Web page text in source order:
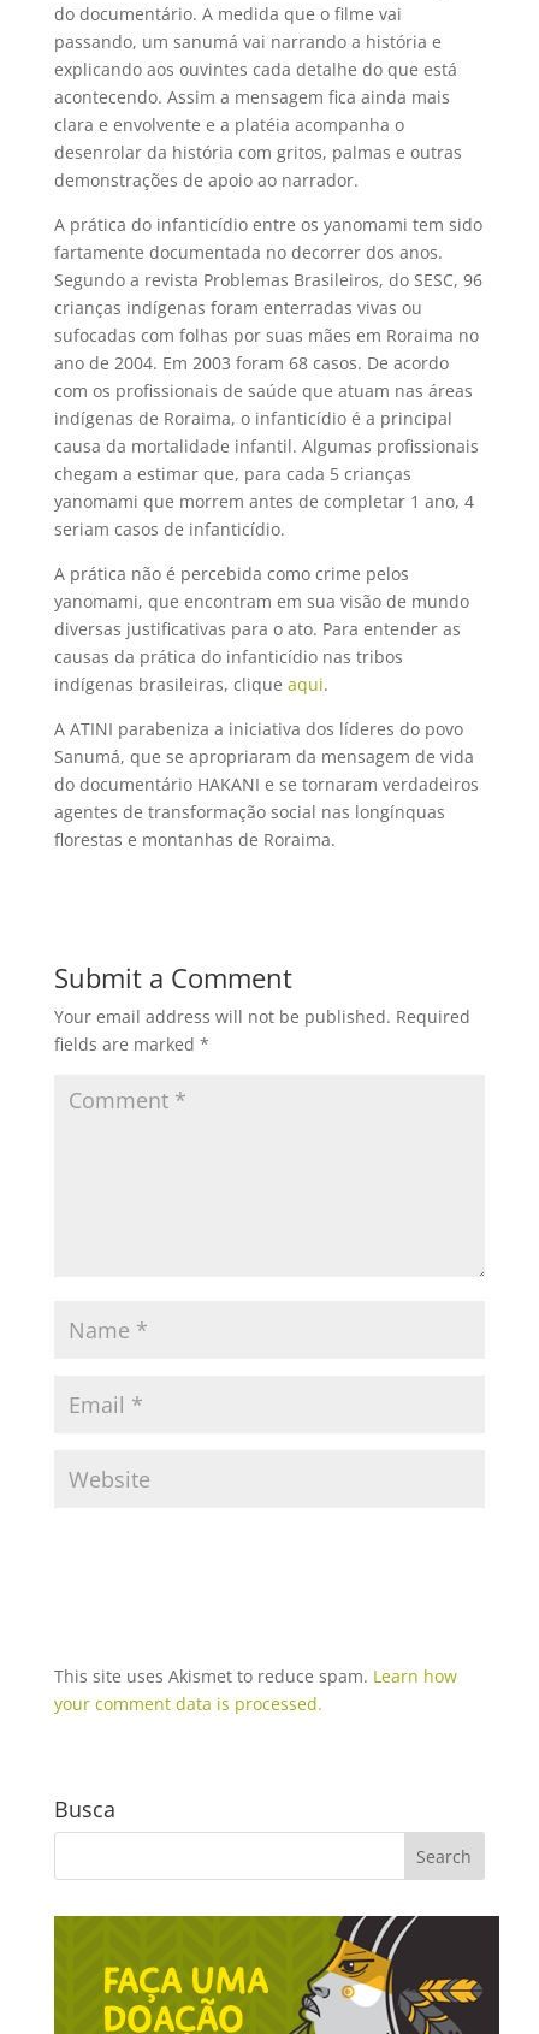
do documentário. A medida que o filme vai
passando, um sanumá vai narrando a história e
explicando aos ouvintes cada detalhe do que está
acontecendo. Assim a mensagem fica ainda mais
clara e envolvente e a platéia acompanha o
desenrolar da história com gritos, palmas e outras
demonstrações de apoio ao narrador.
A prática do infanticídio entre os yanomami tem sido
fartamente documentada no decorrer dos anos.
Segundo a revista Problemas Brasileiros, do SESC, 96
crianças indígenas foram enterradas vivas ou
sufocadas com folhas por suas mães em Roraima no
ano de 2004. Em 2003 foram 68 casos. De acordo
com os profissionais de saúde que atuam nas áreas
indígenas de Roraima, o infanticídio é a principal
causa da mortalidade infantil. Algumas profissionais
chegam a estimar que, para cada 5 crianças
yanomami que morrem antes de completar 1 ano, 4
seriam casos de infanticídio.
A prática não é percebida como crime pelos
yanomami, que encontram em sua visão de mundo
diversas justificativas para o ato. Para entender as
causas da prática do infanticídio nas tribos
indígenas brasileiras, clique aqui.
A ATINI parabeniza a iniciativa dos líderes do povo
Sanumá, que se apropriaram da mensagem de vida
do documentário HAKANI e se tornaram verdadeiros
agentes de transformação social nas longínquas
florestas e montanhas de Roraima.
Submit a Comment
Your email address will not be published. Required
fields are marked *
This site uses Akismet to reduce spam. Learn how
your comment data is processed.
Busca